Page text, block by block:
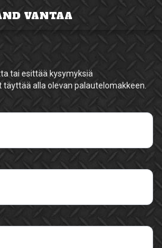
VANTAA
tai esittää kysymyksiä
alla olevan palautelomakkeen.